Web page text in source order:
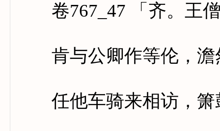
卷767_47 「齐。王僧
肯与公卿作等伦，澹
任他车骑来相访，箫